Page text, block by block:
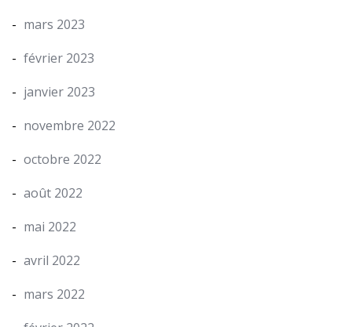
mars 2023
février 2023
janvier 2023
novembre 2022
octobre 2022
août 2022
mai 2022
avril 2022
mars 2022